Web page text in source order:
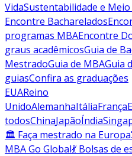
VidaSustentabilidade e
Encontre Bacharelados
programas MBAEncontre
graus acadêmicosGuia de
MestradoGuia de MBAGuia
guiasConfira as graduações
EUAReino
UnidoAlemanhaItáliaFrança
todosChinaJapãoÍndia
🏛 Faça mestrado na Europa
MBA Go Global💃 Bolsas de